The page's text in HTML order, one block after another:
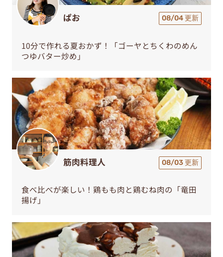
ぱお 08/04 更新
10分で作れる夏おかず！「ゴーヤとちくわのめん
つゆバター炒め」
筋肉料理人 08/03 更新
食べ比べが楽しい！鶏もも肉と鶏むね肉の「竜田
揚げ」